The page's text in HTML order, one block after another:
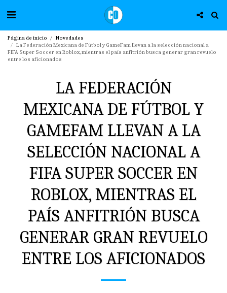
Página de inicio
Novedades
La Federación Mexicana de Fútbol y GameFam llevan a la selección nacional a
FIFA Super Soccer en Roblox, mientras el país anfitrión busca generar gran revuelo
entre los aficionados
LA FEDERACIÓN
MEXICANA DE FÚTBOL Y
GAMEFAM LLEVAN A LA
SELECCIÓN NACIONAL A
FIFA SUPER SOCCER EN
ROBLOX, MIENTRAS EL
PAÍS ANFITRIÓN BUSCA
GENERAR GRAN REVUELO
ENTRE LOS AFICIONADOS